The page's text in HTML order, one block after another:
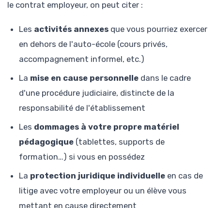
le contrat employeur, on peut citer :
Les activités annexes que vous pourriez exercer
en dehors de l'auto-école (cours privés,
accompagnement informel, etc.)
La mise en cause personnelle dans le cadre
d'une procédure judiciaire, distincte de la
responsabilité de l'établissement
Les dommages à votre propre matériel
pédagogique (tablettes, supports de
formation…) si vous en possédez
La protection juridique individuelle en cas de
litige avec votre employeur ou un élève vous
mettant en cause directement